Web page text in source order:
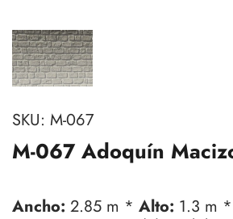
SKU: M-067
M-067 Adoquín
Ancho: 2.85 m * Alto: 1.3 m *